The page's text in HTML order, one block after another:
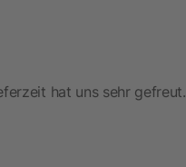
hat uns sehr gefreut.